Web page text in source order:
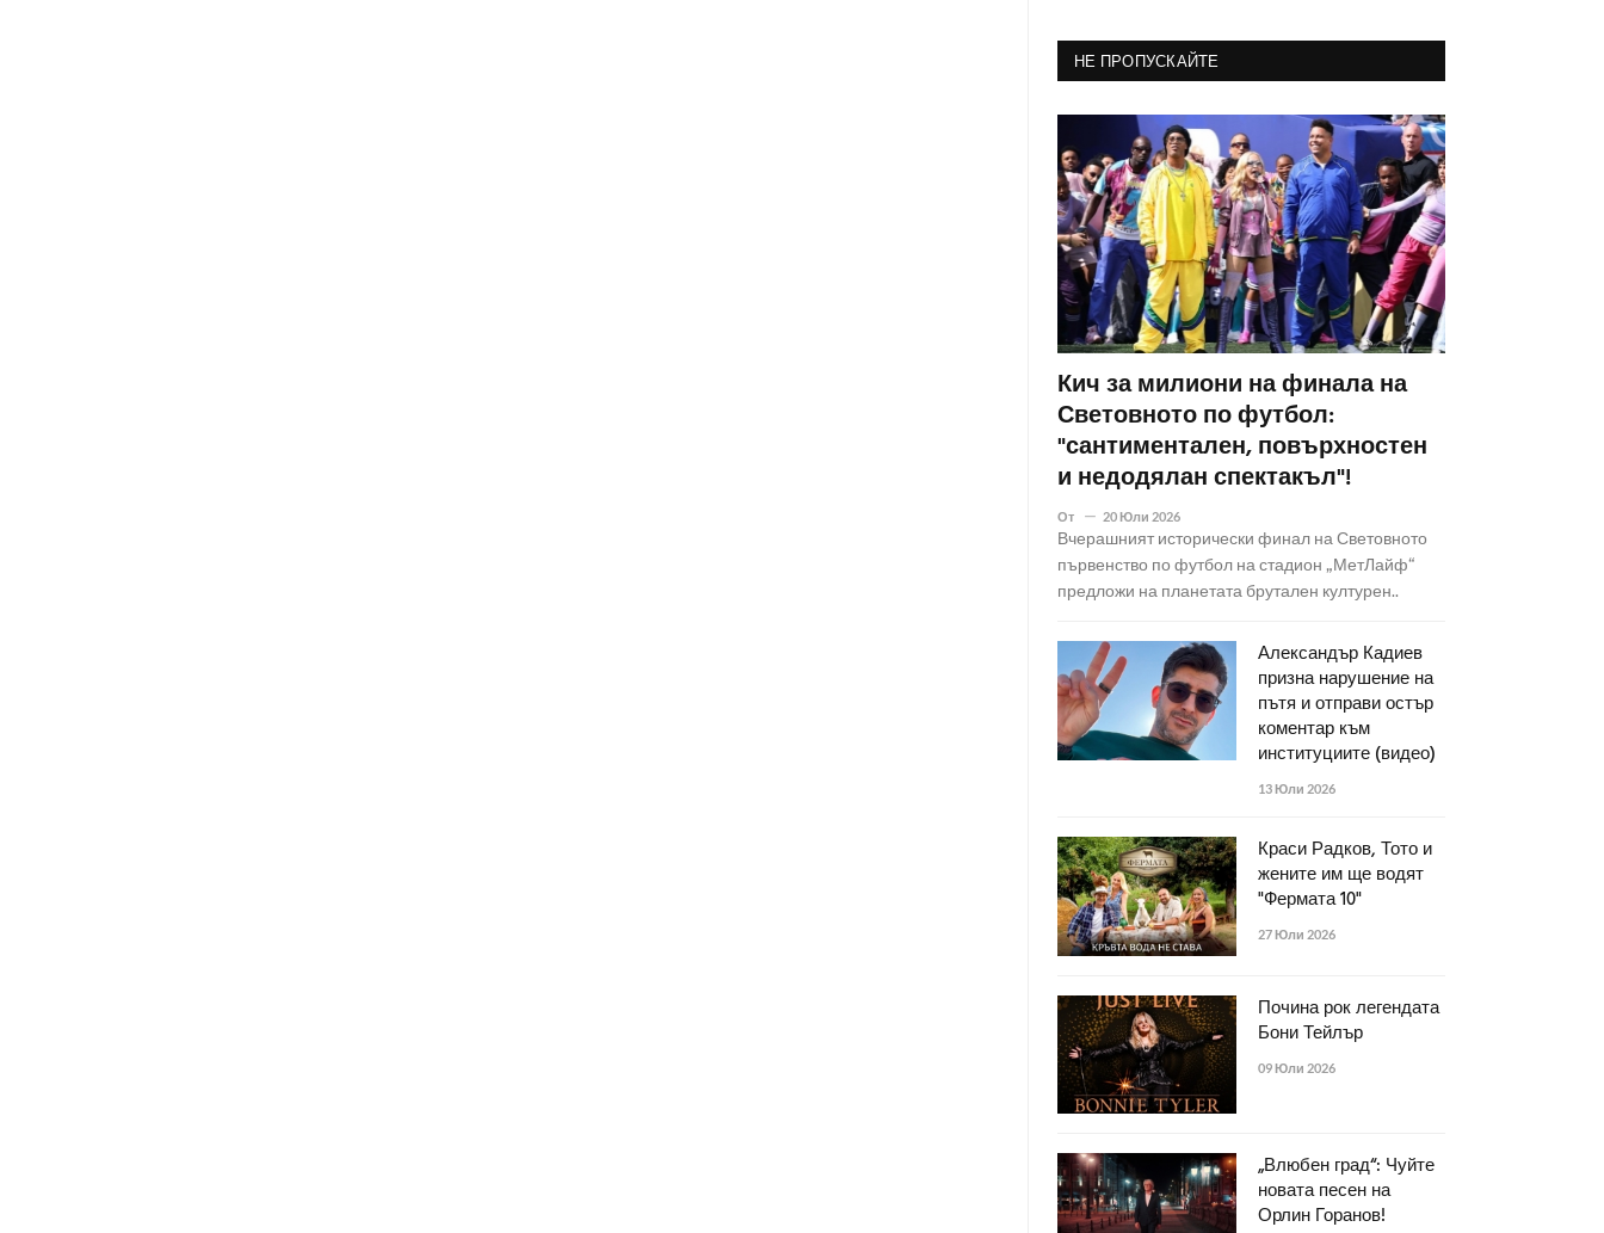
НЕ ПРОПУСКАЙТЕ
Кич за милиони на финала на
Световното по футбол:
"сантиментален, повърхностен
и недодялан спектакъл"!
От 20 Юли 2026
Вчерашният исторически финал на Световното
първенство по футбол на стадион „МетЛайф“
предложи на планетата брутален културен..
Александър Кадиев
призна нарушение на
пътя и отправи остър
коментар към
институциите (видео)
13 Юли 2026
Краси Радков, Тото и
жените им ще водят
"Фермата 10"
27 Юли 2026
Почина рок легендата
Бони Тейлър
09 Юли 2026
„Влюбен град“: Чуйте
новата песен на
Орлин Горанов!